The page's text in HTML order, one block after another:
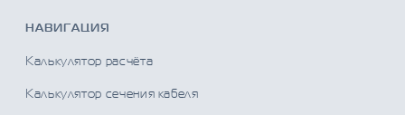
НАВИГАЦИЯ
Калькулятор расчёта
Калькулятор сечения кабеля